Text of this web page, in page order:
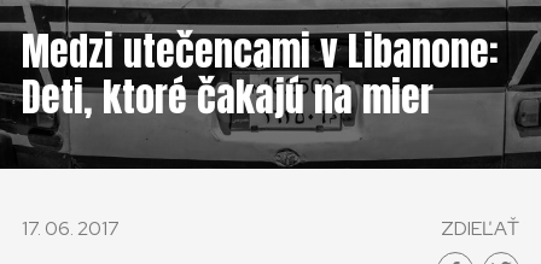
PRACUJTE S NAMI
KONTAKT
SLOVENSKO
Medzi utečencami v Libanone:
Deti, ktoré čakajú na mier
17. 06. 2017 ZDIEĽAŤ